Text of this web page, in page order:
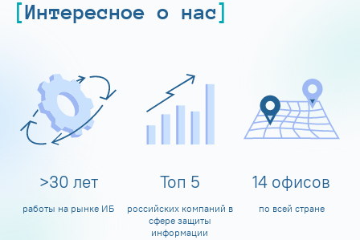
Интересное о нас
>30 лет
работы на рынке ИБ
Топ 5
российских компаний в
сфере защиты
информации
14 офисов
по всей стране